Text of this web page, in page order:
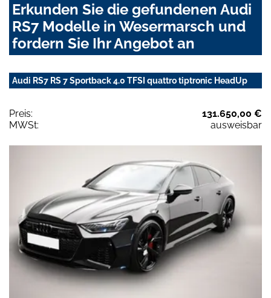
Erkunden Sie die gefundenen Audi
RS7 Modelle in Wesermarsch und
fordern Sie Ihr Angebot an
Audi RS7 RS 7 Sportback 4.0 TFSI quattro tiptronic HeadUp
Preis:
131.650,00 €
MWSt:
ausweisbar